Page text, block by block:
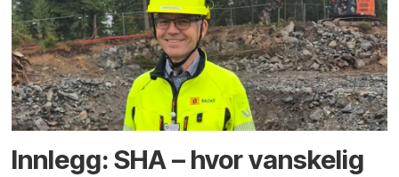
Innlegg: SHA – hvor vanskelig